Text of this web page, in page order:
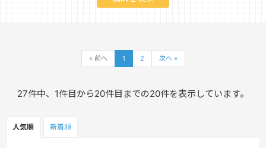
« 前へ 1 2 次へ »
27件中、1件目から20件目までの20件を表示しています。
人気順 新着順